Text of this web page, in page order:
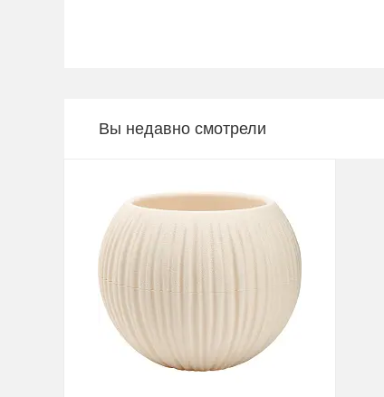
Вы недавно смотрели